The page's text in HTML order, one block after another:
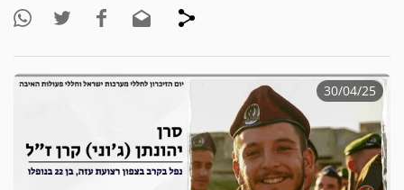
30/04/25